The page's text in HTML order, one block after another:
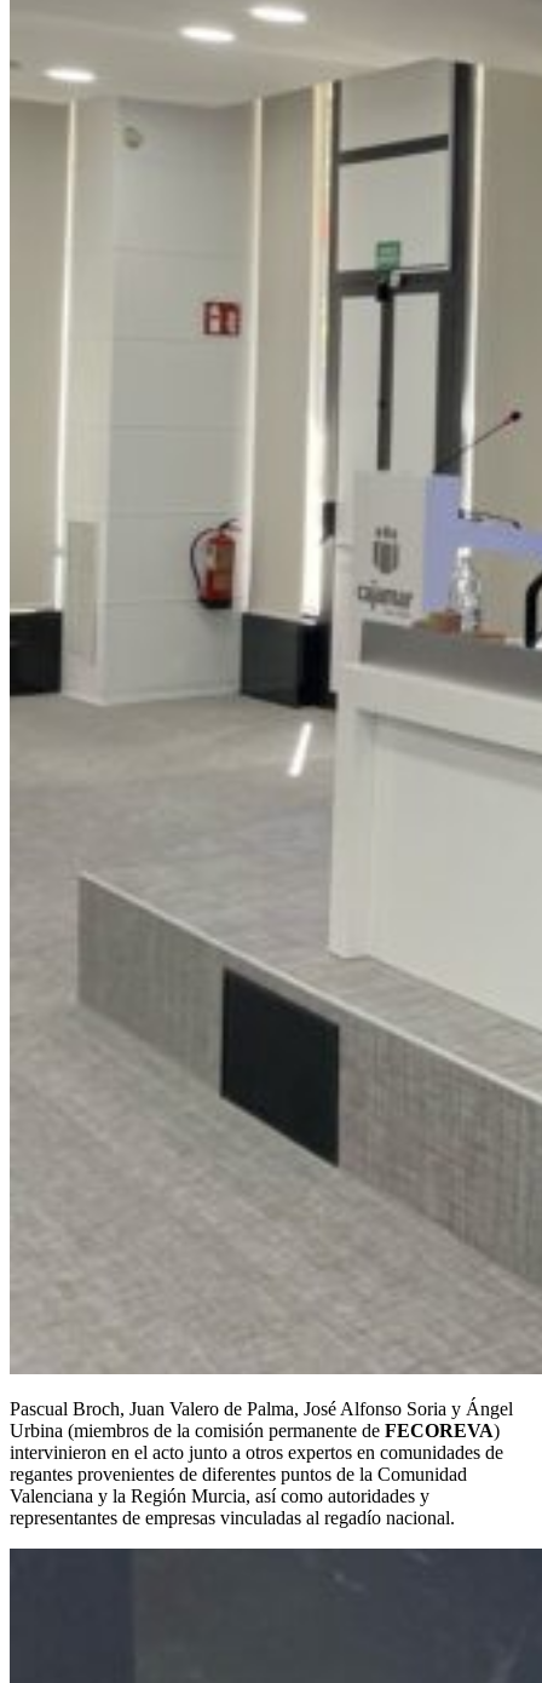
Pascual Broch, Juan Valero de Palma, José Alfonso Soria y Ángel
Urbina (miembros de la comisión permanente de FECOREVA)
intervinieron en el acto junto a otros expertos en comunidades de
regantes provenientes de diferentes puntos de la Comunidad
Valenciana y la Región Murcia, así como autoridades y
representantes de empresas vinculadas al regadío nacional.